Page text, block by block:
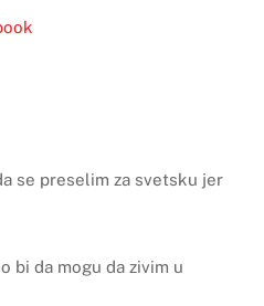
se preselim za svetsku jer
bi da mogu da zivim u